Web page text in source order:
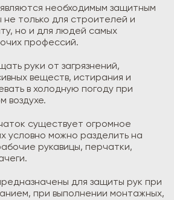
необходимым защитным
только для строителей и
но и для людей самых
профессий.
руки от загрязнений,
веществ, истирания и
в холодную погоду при
воздухе.
существует огромное
условно можно разделить на
рукавицы, перчатки,
для защиты рук при
при выполнении монтажных,